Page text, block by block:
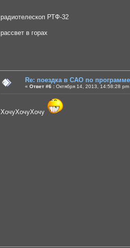
радиотелескоп РТФ-32
рассвет в горах
Re: поездка в САО по
« Ответ #6 : Октября 14, 2013, 14:58:28 pm
ХочуХочуХочу